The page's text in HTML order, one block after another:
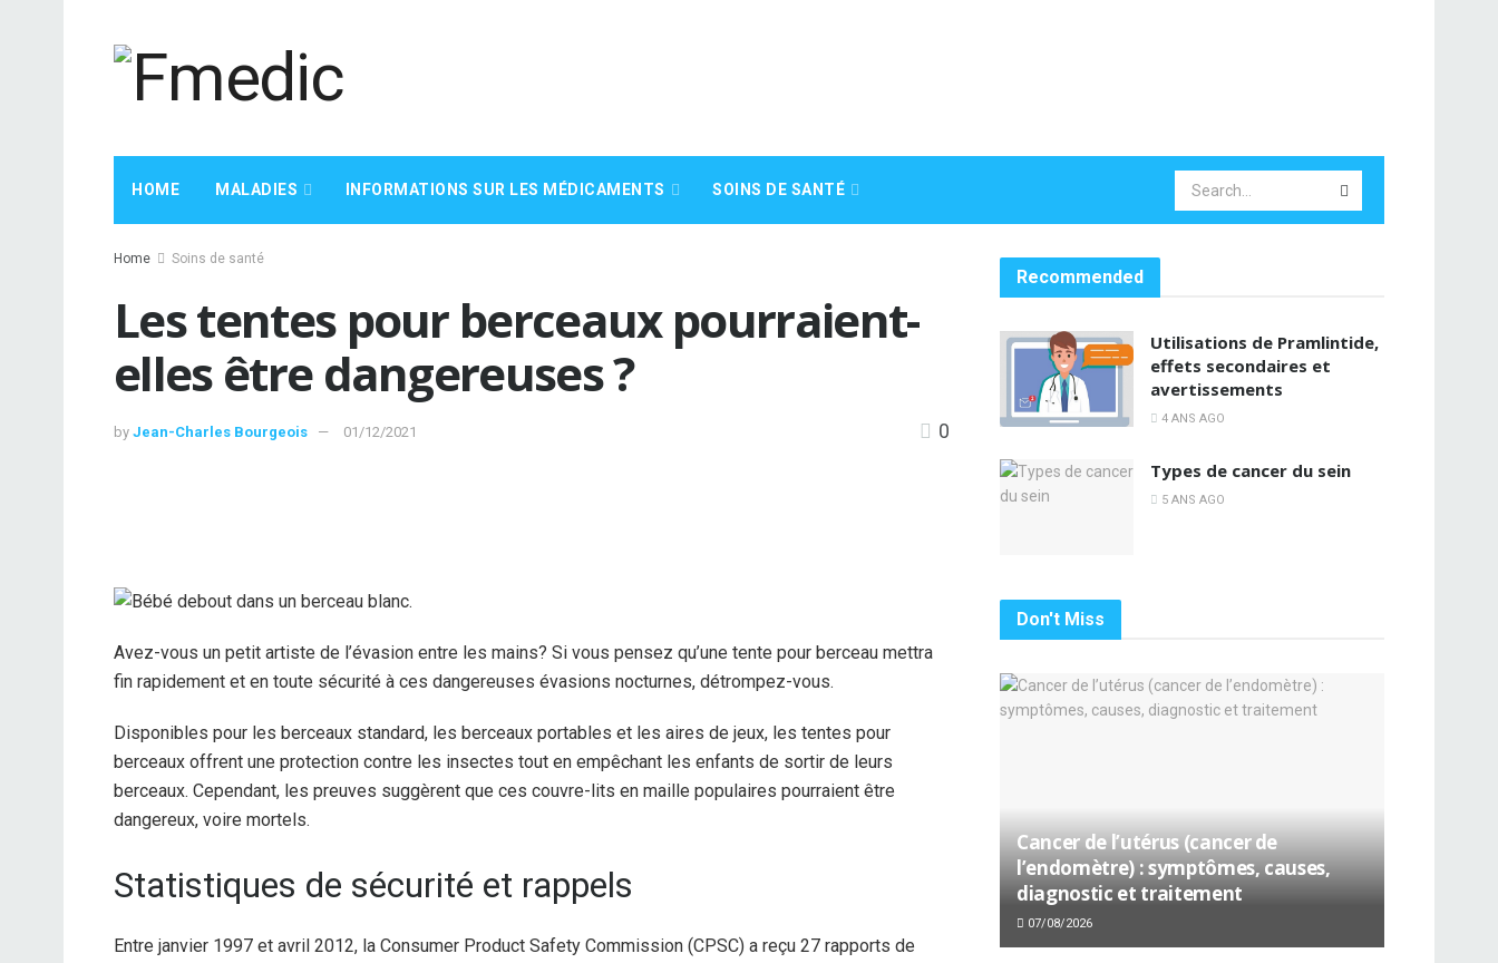
HOME MALADIES INFORMATIONS SUR LES MÉDICAMENTS SOINS DE SANTÉ
Home Soins de santé
Les tentes pour berceaux pourraient-
elles être dangereuses ?
by Jean-Charles Bourgeois 01/12/2021 0
Avez-vous un petit artiste de l’évasion entre les mains? Si vous pensez qu’une tente pour berceau mettra
fin rapidement et en toute sécurité à ces dangereuses évasions nocturnes, détrompez-vous.
Disponibles pour les berceaux standard, les berceaux portables et les aires de jeux, les tentes pour
berceaux offrent une protection contre les insectes tout en empêchant les enfants de sortir de leurs
berceaux. Cependant, les preuves suggèrent que ces couvre-lits en maille populaires pourraient être
dangereux, voire mortels.
Statistiques de sécurité et rappels
Entre janvier 1997 et avril 2012, la Consumer Product Safety Commission (CPSC) a reçu 27 rapports de
Recommended
Utilisations de Pramlintide,
effets secondaires et
avertissements
4 ANS AGO
Types de cancer du sein
5 ANS AGO
Don't Miss
Cancer de l’utérus (cancer de
l’endomètre) : symptômes, causes,
diagnostic et traitement
07/08/2026